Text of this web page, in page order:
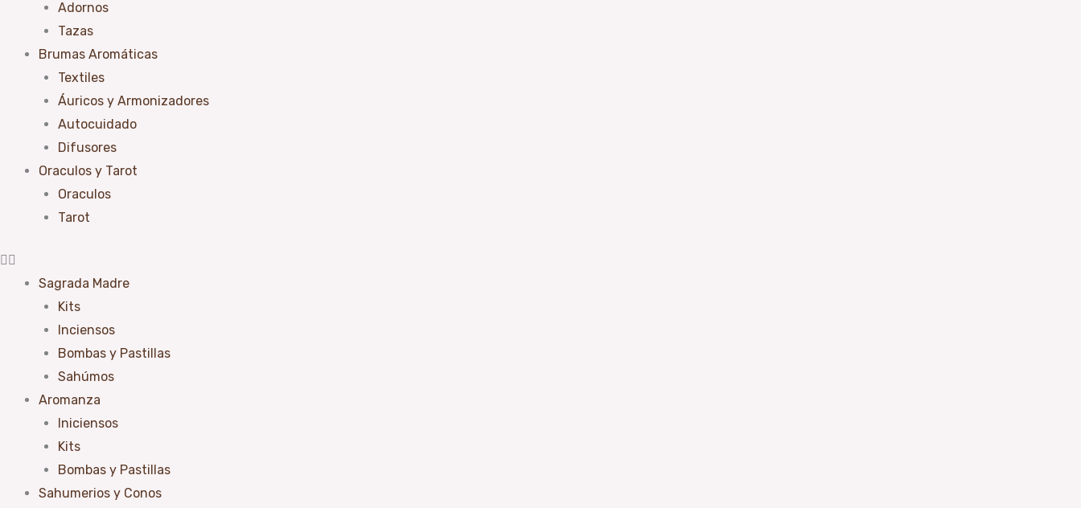
Adornos
Tazas
Brumas Aromáticas
Textiles
Áuricos y Armonizadores
Autocuidado
Difusores
Oraculos y Tarot
Oraculos
Tarot
Sagrada Madre
Kits
Inciensos
Bombas y Pastillas
Sahúmos
Aromanza
Iniciensos
Kits
Bombas y Pastillas
Sahumerios y Conos